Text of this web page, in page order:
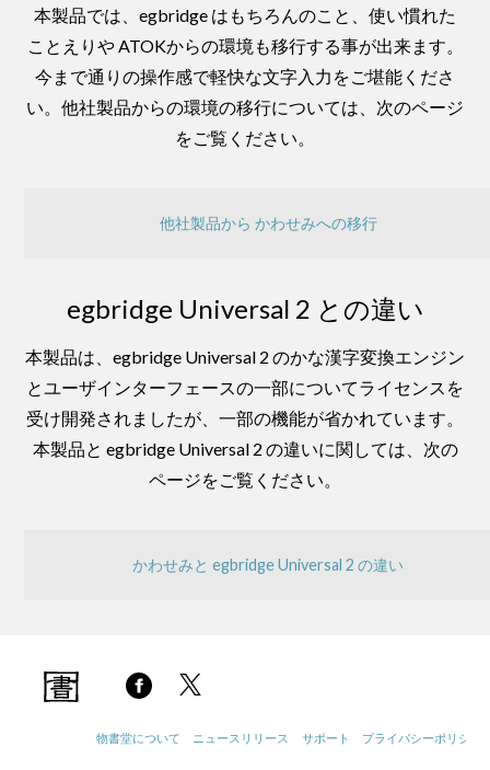
本製品では、egbridge はもちろんのこと、使い慣れた
ことえりや ATOKからの環境も移行する事が出来ます。
今まで通りの操作感で軽快な文字入力をご堪能くださ
い。他社製品からの環境の移行については、次のページ
をご覧ください。
他社製品から かわせみへの移行
egbridge Universal 2 との違い
本製品は、egbridge Universal 2 のかな漢字変換エンジン
とユーザインターフェースの一部についてライセンスを
受け開発されましたが、一部の機能が省かれています。
本製品と egbridge Universal 2 の違いに関しては、次の
ページをご覧ください。
かわせみと egbridge Universal 2 の違い
物書堂について ニュースリリース サポート プライバシーポリシー